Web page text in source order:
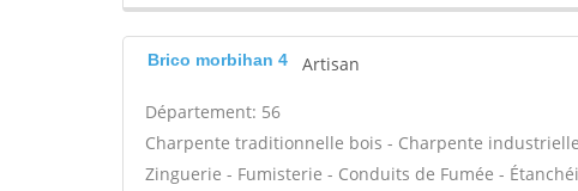
Brico morbihan 4 Artisan
Département: 56
Charpente traditionnelle bois - Charpente
Zinguerie - Fumisterie - Conduits de Fumée -